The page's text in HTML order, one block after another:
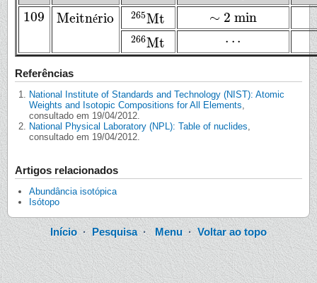
109
109 Meitnério
Meitnério 265Mt
265Mt ∼ 2 min
∼2 min
266Mt
266Mt . . .
. .
Referências
National Institute of Standards and Technology (NIST): Atomic
Weights and Isotopic Compositions for All Elements
consultado em 19/04/2012.
National Physical Laboratory (NPL): Table of nuclides
consultado em 19/04/2012.
Artigos relacionados
Abundância isotópica
Isótopo
Início·Pesquisa·Menu ·Voltar ao topo